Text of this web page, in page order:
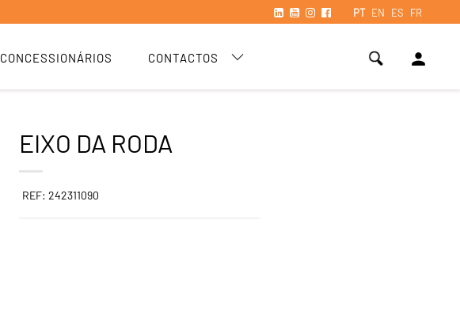
PT EN ES FR
CONCESSIONÁRIOS CONTACTOS person
EIXO DA RODA
REF: 242311090